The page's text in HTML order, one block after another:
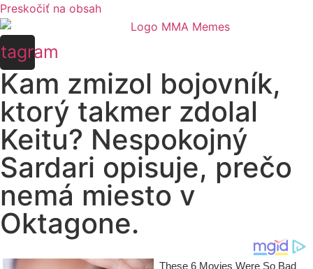
Preskočiť na obsah
Kam zmizol bojovník,
ktorý takmer zdolal
Keitu? Nespokojný
Sardari opisuje, prečo
nemá miesto v
Oktagone.